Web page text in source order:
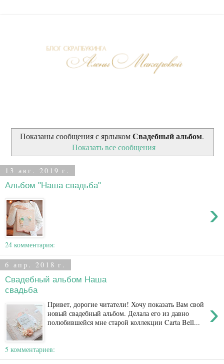
Показаны сообщения с ярлыкомСвадебный альбом.
Показать все сообщения
13 авг. 2019 г.
Альбом "Наша свадьба"
›
24 комментария:
6 апр. 2018 г.
Свадебный альбом Наша
свадьба
›
Привет, дорогие читатели! Хочу показать Вам свой
новый свадебный альбом. Делала его из давно
полюбившейся мне старой коллекции Carta Bell...
5 комментариев: